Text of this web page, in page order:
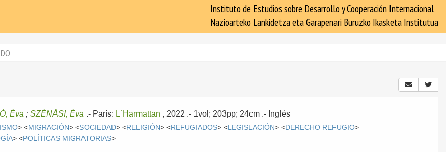
Instituto de Estudios sobre Desarrollo y Cooperación Internacional
Nazioarteko Lankidetza eta Garapenari Buruzko Ikasketa Institutua
Éva ;SZÉNÁSI, Éva .- París: L´Harmattan , 2022 .- 1vol; 203pp; 24cm .- Inglés
> <MIGRACIÓN> <SOCIEDAD> <RELIGIÓN> <REFUGIADOS> <LEGISLACIÓN> <DERECHO REFUGIO>
> <POLÍTICAS MIGRATORIAS>